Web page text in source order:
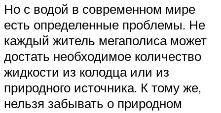
Но с водой в современном мире
есть определенные проблемы. Не
каждый житель мегаполиса может
достать необходимое количество
жидкости из колодца или из
природного источника. К тому же,
нельзя забывать о природном